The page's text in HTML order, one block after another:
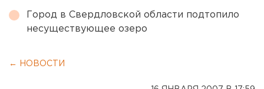
Город в Свердловской области подтопило
несуществующее озеро
← НОВОСТИ